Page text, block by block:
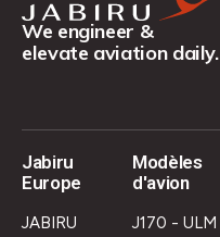
We engineer &
elevate aviation daily.
Jabiru
Europe
JABIRU
Modèles
d'avion
J170 - ULM